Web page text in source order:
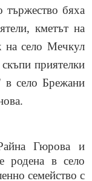
тържество бяха
кметът на
на село Мечкул
приятелки
село Брежани
Гюрова и
родена в село
семейство с